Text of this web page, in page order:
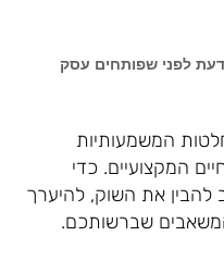
לפני שפותחים עסק
המשמעותיות
המקצועיים. כדי
להבין את השוק, להיערך
המשאבים שברשותכם.